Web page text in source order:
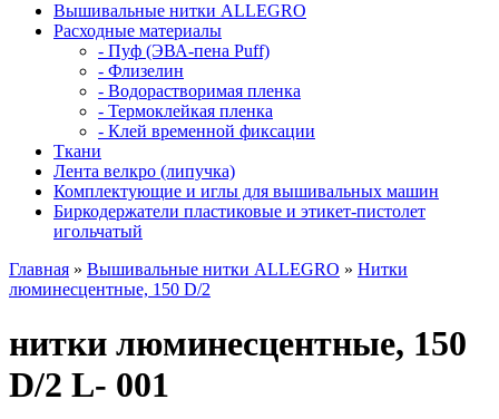
Вышивальные нитки ALLEGRO
Расходные материалы
- Пуф (ЭВА-пена Puff)
- Флизелин
- Водорастворимая пленка
- Термоклейкая пленка
- Клей временной фиксации
Ткани
Лента велкро (липучка)
Комплектующие и иглы для вышивальных машин
Биркодержатели пластиковые и этикет-пистолет
игольчатый
Главная » Вышивальные нитки ALLEGRO » Нитки
люминесцентные, 150 D/2
нитки люминесцентные, 150
D/2 L- 001